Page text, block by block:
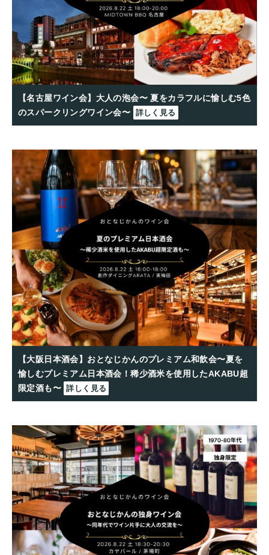
【名古屋ワイン会】大人の泡会〜 夏をカラフルに愉しむ5色
のスパークリングワイン会〜 詳しく見る
【大阪日本酒会】おとなじかんのプレミアム和飲会〜夏を
愉しむプレミアム日本酒会！稀少酒米を使用したAKABU超
限定酒も〜 詳しく見る